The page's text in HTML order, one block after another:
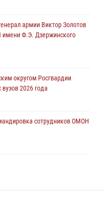
правопорядка почтили
«Волна памяти»,
Белгорода от
армии Виктор Золотов
имени Ф.Э. Дзержинского
округом Росгвардии
2026 года
сотрудников ОМОН